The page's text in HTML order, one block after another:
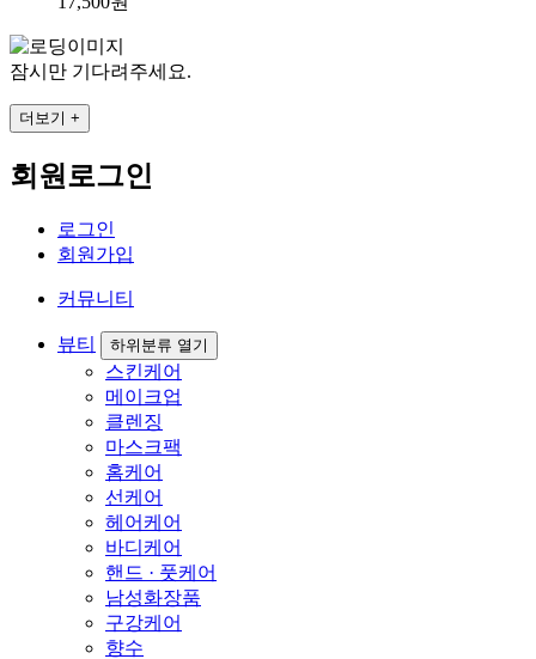
잠시만 기다려주세요.
더보기 +
회원로그인
로그인
회원가입
커뮤니티
뷰티 하위분류 열기
스킨케어
메이크업
클렌징
마스크팩
홈케어
선케어
헤어케어
바디케어
핸드 · 풋케어
남성화장품
구강케어
향수